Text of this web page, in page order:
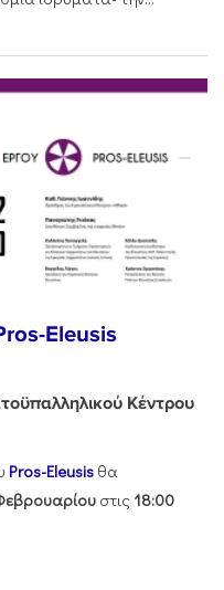
Eleusis
Κέντρου
Pros-Eleusis θα
στις 18:00